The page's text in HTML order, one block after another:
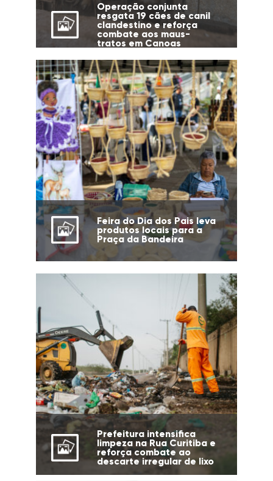
Operação conjunta
resgata 19 cães de canil
clandestino e reforça
combate aos maus-
tratos em Canoas
Feira do Dia dos Pais leva
produtos locais para a
Praça da Bandeira
Prefeitura intensifica
limpeza na Rua Curitiba e
reforça combate ao
descarte irregular de lixo